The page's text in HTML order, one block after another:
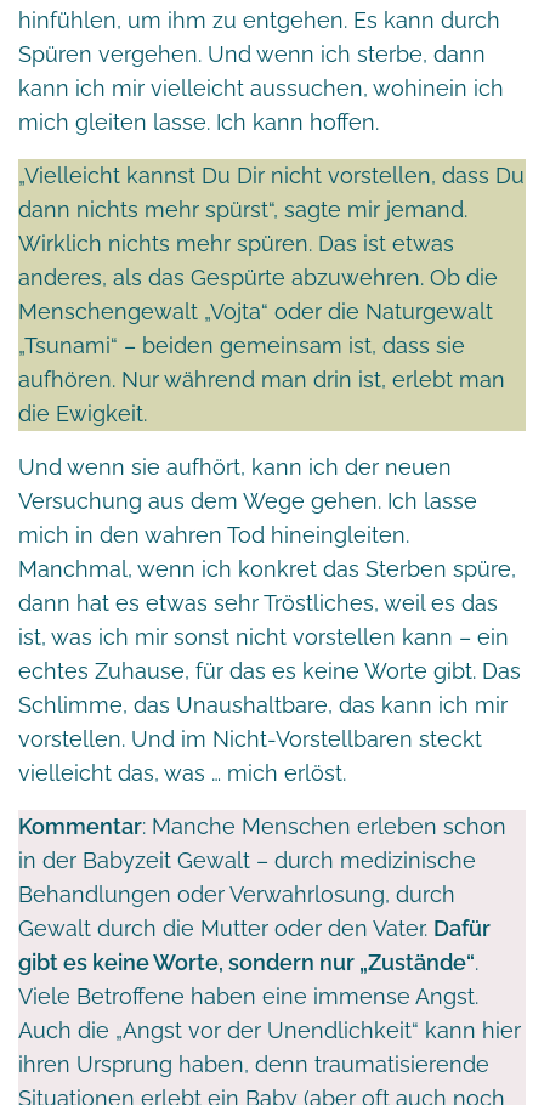
hinfühlen, um ihm zu entgehen. Es kann durch
Spüren vergehen. Und wenn ich sterbe, dann
kann ich mir vielleicht aussuchen, wohinein ich
mich gleiten lasse. Ich kann hoffen.
„Vielleicht kannst Du Dir nicht vorstellen, dass Du
dann nichts mehr spürst“, sagte mir jemand.
Wirklich nichts mehr spüren. Das ist etwas
anderes, als das Gespürte abzuwehren. Ob die
Menschengewalt „Vojta“ oder die Naturgewalt
„Tsunami“ – beiden gemeinsam ist, dass sie
aufhören. Nur während man drin ist, erlebt man
die Ewigkeit.
Und wenn sie aufhört, kann ich der neuen
Versuchung aus dem Wege gehen. Ich lasse
mich in den wahren Tod hineingleiten.
Manchmal, wenn ich konkret das Sterben spüre,
dann hat es etwas sehr Tröstliches, weil es das
ist, was ich mir sonst nicht vorstellen kann – ein
echtes Zuhause, für das es keine Worte gibt. Das
Schlimme, das Unaushaltbare, das kann ich mir
vorstellen. Und im Nicht-Vorstellbaren steckt
vielleicht das, was … mich erlöst.
Kommentar: Manche Menschen erleben schon
in der Babyzeit Gewalt – durch medizinische
Behandlungen oder Verwahrlosung, durch
Gewalt durch die Mutter oder den Vater. Dafür
gibt es keine Worte, sondern nur „Zustände“.
Viele Betroffene haben eine immense Angst.
Auch die „Angst vor der Unendlichkeit“ kann hier
ihren Ursprung haben, denn traumatisierende
Situationen erlebt ein Baby (aber oft auch noch